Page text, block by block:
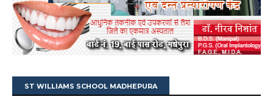
ST WILLIAMS SCHOOL MADHEPURA